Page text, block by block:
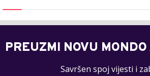
PREUZMI NOVU
Savršen spoj vijesti i